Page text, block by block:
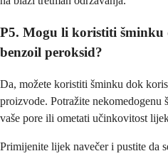
P5. Mogu li koristiti
benzoil peroksid?
Da, možete koristiti šminku dok
proizvode. Potražite nekomedogenu
vaše pore ili ometati učinkovitost
Primijenite lijek navečer i pustite da